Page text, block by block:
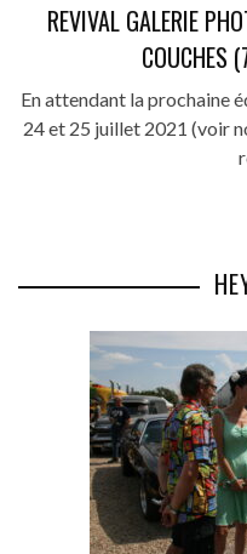
REVIVAL GALERIE
COUCHES
En attendant la prochaine
24 et 25 juillet 2021 (voir